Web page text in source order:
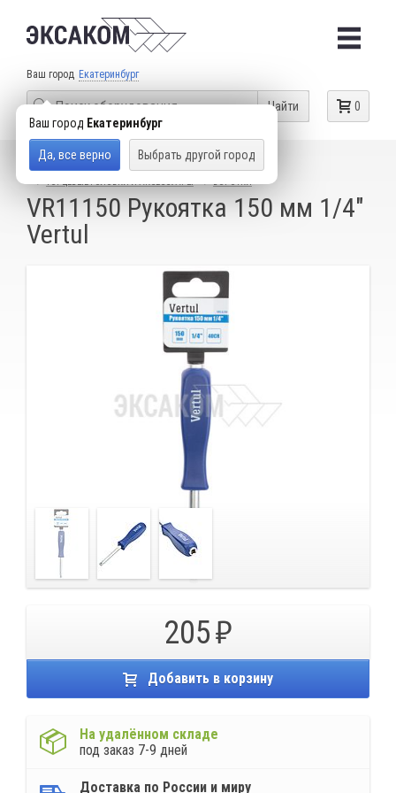
Ваш город Екатеринбург
Ваш город Екатеринбург
Да, все верно Выбрать другой город
0
Найти
КАТАЛОГ ТОВАРОВ
СЛЕСАРНЫЙ ИНСТРУМЕНТ
VR11150 Рукоятка 150 мм 1/4"
Vertul
205
Добавить в корзину
На удалённом складе
под заказ 7-9 дней
Доставка по России и миру